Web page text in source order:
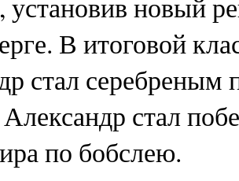
В итоговой
стал
стал
по бобслею.